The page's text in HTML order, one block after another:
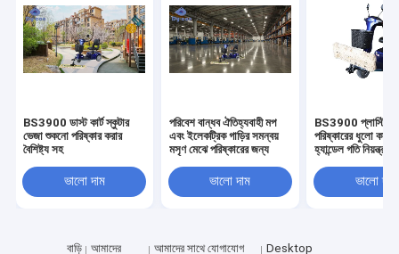
BS3900 ডাস্ট কার্ট স্কুটার
ভেজা শুকনো পরিষ্কার করার
বৈশিষ্ট্য সহ
ভালো দাম
পরিবেশ বান্ধব ঐতিহ্যবাহী মপ
এবং ইলেকট্রিক গাড়ির সমন্বয়
মসৃণ মেঝে পরিষ্কারের জন্য
ভালো দাম
BS3900
পরিষ্কারের ধুলো কার্ট
হ্যান্ডেল গতি নিয়ন্ত্রণ
ভালো দাম
বাড়ি আমাদের আমাদের সাথে যোগাযোগ Desktop